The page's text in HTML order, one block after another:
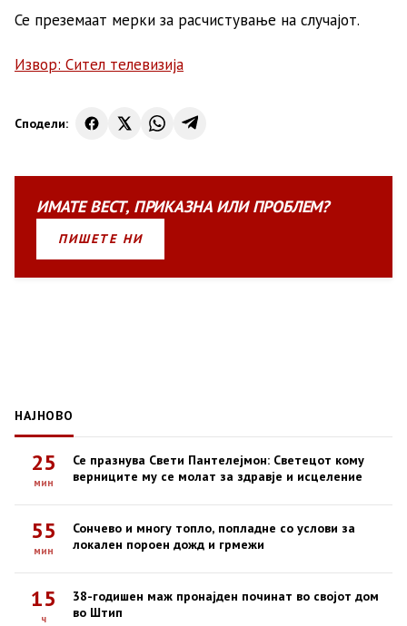
Се преземаат мерки за расчистување на случајот.
Извор: Сител телевизија
Сподели:
ИМАТЕВЕСТ, ПРИКАЗНАИЛИПРОБЛЕМ?
ПИШЕТЕ НИ
НАЈНОВО
25
мин
Се празнува Свети Пантелејмон: Светецот кому
верниците му се молат за здравје и исцеление
55
мин
Сончево и многу топло, попладне со услови за
локален пороен дожд и грмежи
15
ч
38-годишен маж пронајден починат во својот дом
во Штип